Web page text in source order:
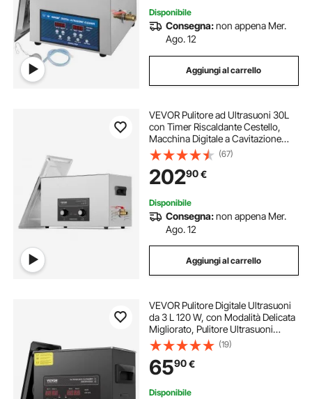
Disponibile
Consegna:non appena Mer.
Ago. 12
Aggiungi al carrello
VEVOR Pulitore ad Ultrasuoni 30L
con Timer Riscaldante Cestello,
Macchina Digitale a Cavitazione
Sonica, Pulitrice Ultrasuoni 600 W
per Strumenti di Orologi, Occhiali,
Monete, Utensili Metallici
(67)
20290€
Disponibile
Consegna:non appena Mer.
Ago. 12
Aggiungi al carrello
VEVOR Pulitore Digitale Ultrasuoni
da 3 L 120 W, con Modalità Delicata
Migliorato, Pulitore Ultrasuoni
Industriale da 40 kHz con
Riscaldatore e Timer per
Contenitori, Gioielli 265 x 165 x 240
mm
(19)
6590€
Disponibile